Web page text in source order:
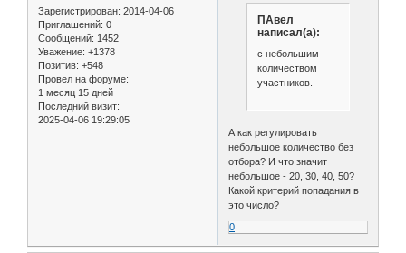
Зарегистрирован: 2014-04-06
Приглашений: 0
Сообщений: 1452
Уважение: +1378
Позитив: +548
Провел на форуме:
1 месяц 15 дней
Последний визит:
2025-04-06 19:29:05
ПАвел
написал(а):
с небольшим
количеством
участников.
А как регулировать
небольшое количество без
отбора? И что значит
небольшое - 20, 30, 40, 50?
Какой критерий попадания в
это число?
0